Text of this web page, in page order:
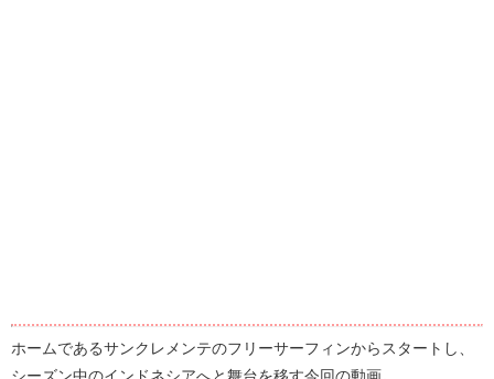
ホームであるサンクレメンテのフリーサーフィンからスタートし、
シーズン中のインドネシアへと舞台を移す今回の動画。